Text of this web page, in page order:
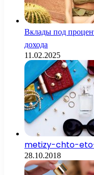
Вклады под
дохода
11.02.2025
metizy-chto-
28.10.2018